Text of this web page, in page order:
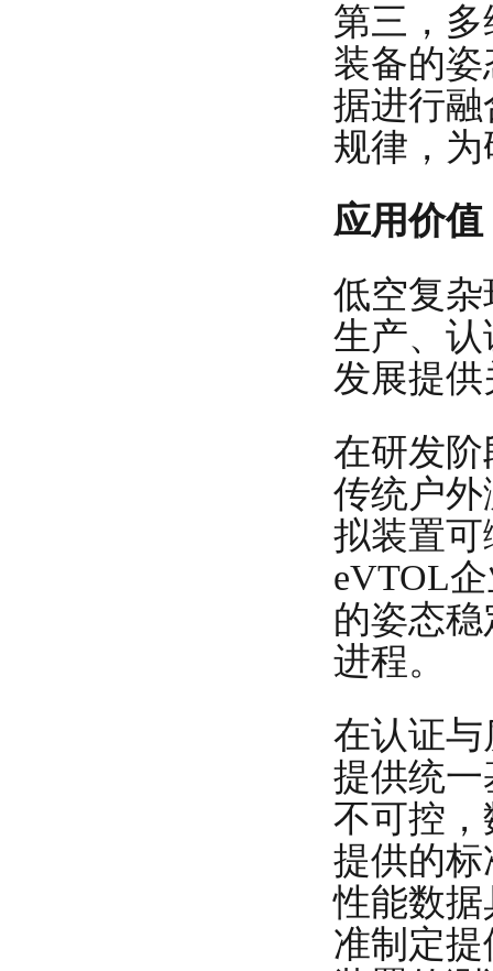
第三，
装备的
据进行
规律，
应用价
低空复
生产、
发展提
在研发
传统户
拟装置可
eVTOL
的姿态
进程。
在认证
提供统
不可控
提供的
性能数
准制定